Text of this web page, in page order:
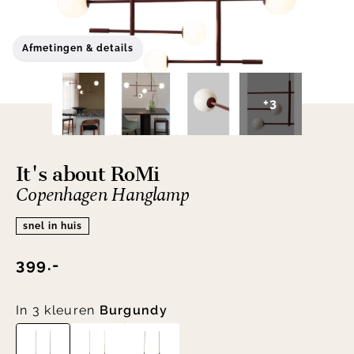
Afmetingen & details
+3
It's about RoMi
Copenhagen Hanglamp
snel in huis
399.-
In 3 kleuren Burgundy